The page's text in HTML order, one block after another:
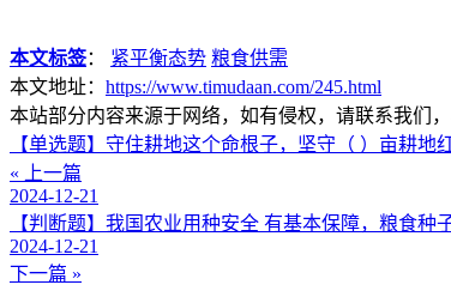
本文标签： 紧平衡态势 粮食供需
本文地址： https://www.timudaan.com/245.html
本站部分内容来源于网络，如有侵权，请联系我们
【单选题】守住耕地这个命根子，坚守（ ）亩耕地
« 上一篇
2024-12-21
【判断题】我国农业用种安全 有基本保障，粮食种
2024-12-21
下一篇 »